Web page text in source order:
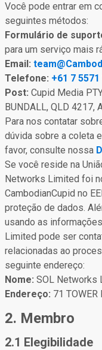
Você pode entrar em
seguintes métodos:
Formulário de
para um serviço mais
Email:
Telefone: +61 7 5571
Post: Cupid Media
BUNDALL, QLD 4217,
Para nos contatar
dúvida sobre a coleta
favor, consulte nossa
Se você reside na
Networks Limited foi
CambodianCupid no
proteção de dados.
usando as
Limited pode ser
relacionadas ao
seguinte endereço:
Nome: SOL Networks
Endereço: 71 TOWER
2. Membro
2.1 Elegibilidade